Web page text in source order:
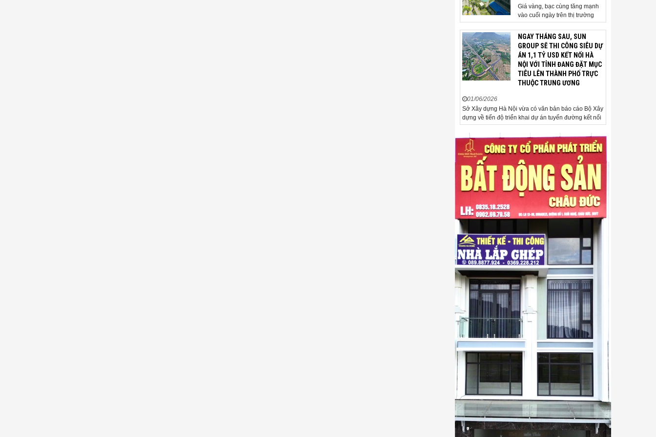
Giá vàng, bạc cùng tăng mạnh
vào cuối ngày trên thị trường
quốc tế. Giá vàng thế giới vượt
4.500 USD/ounce. Cuối ngày 2-
6, giá vàng hôm nay trên thị
trường quốc tế được giao dịch ở
mức 4.520 USD/ounce, tăng
khoảng 35 USD/ounce so với
buổi sáng. Trong phiên, có thời
điểm giá vàng...
NGAY THÁNG SAU, SUN
GROUP SẼ THI CÔNG SIÊU DỰ
ÁN 1,1 TỶ USD KẾT NỐI HÀ
NỘI VỚI TỈNH ĐANG ĐẶT MỤC
TIÊU LÊN THÀNH PHỐ TRỰC
THUỘC TRUNG ƯƠNG
01/06/2026
Sở Xây dựng Hà Nội vừa có văn bản báo cáo Bộ Xây
dựng về tiến độ triển khai dự án tuyến đường kết nối
sân bay Gia Bình với Thủ đô Hà Nội. Đến nay, công
tác giải phóng mặt bằng và chuẩn bị đầu tư của dự
án đã ghi nhận nhiều kết...